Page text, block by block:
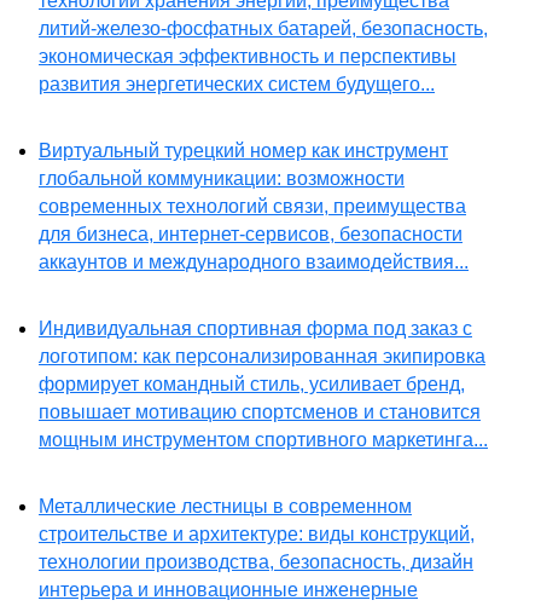
литий-железо-фосфатных батарей, безопасность,
экономическая эффективность и перспективы
развития энергетических систем будущего...
Виртуальный турецкий номер как инструмент
глобальной коммуникации: возможности
современных технологий связи, преимущества
для бизнеса, интернет-сервисов, безопасности
аккаунтов и международного взаимодействия...
Индивидуальная спортивная форма под заказ с
логотипом: как персонализированная экипировка
формирует командный стиль, усиливает бренд,
повышает мотивацию спортсменов и становится
мощным инструментом спортивного маркетинга...
Металлические лестницы в современном
строительстве и архитектуре: виды конструкций,
технологии производства, безопасность, дизайн
интерьера и инновационные инженерные